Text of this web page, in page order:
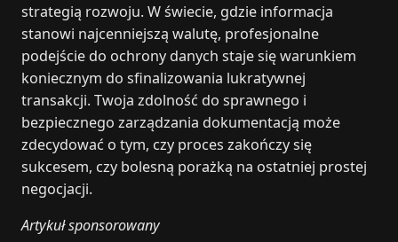
strategią rozwoju. W świecie, gdzie informacja
stanowi najcenniejszą walutę, profesjonalne
podejście do ochrony danych staje się warunkiem
koniecznym do sfinalizowania lukratywnej
transakcji. Twoja zdolność do sprawnego i
bezpiecznego zarządzania dokumentacją może
zdecydować o tym, czy proces zakończy się
sukcesem, czy bolesną porażką na ostatniej prostej
negocjacji.
Artykuł sponsorowany